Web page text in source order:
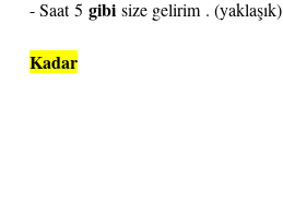
- Saat 5 gibi size gelirim . (yaklaşık)
Kadar